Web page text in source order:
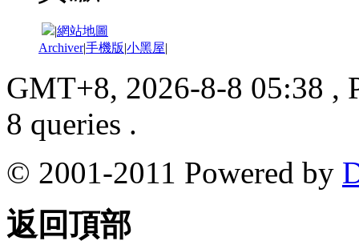
|網站地圖
Archiver|手機版|小黑屋|
GMT+8, 2026-8-8 05:38 ,
8 queries .
© 2001-2011 Powered by
返回頂部